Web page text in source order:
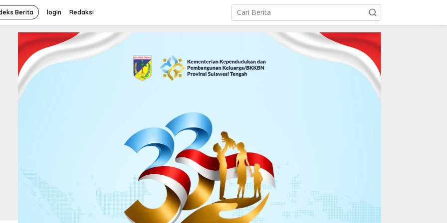
Berita login Redaksi